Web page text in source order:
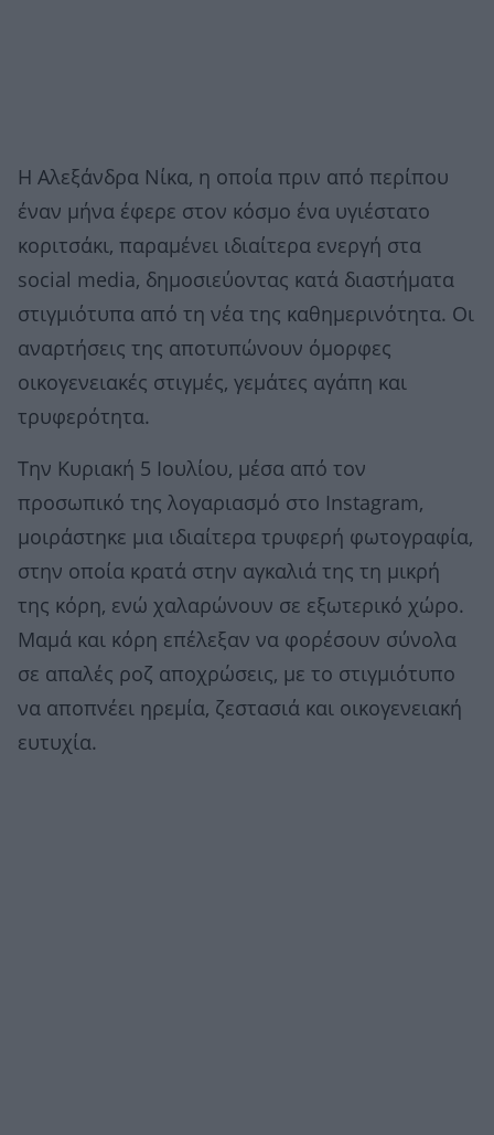
Η Αλεξάνδρα Νίκα, η οποία πριν από περίπου
έναν μήνα έφερε στον κόσμο ένα υγιέστατο
κοριτσάκι, παραμένει ιδιαίτερα ενεργή στα
social media, δημοσιεύοντας κατά διαστήματα
στιγμιότυπα από τη νέα της καθημερινότητα. Οι
αναρτήσεις της αποτυπώνουν όμορφες
οικογενειακές στιγμές, γεμάτες αγάπη και
τρυφερότητα.
Την Κυριακή 5 Ιουλίου, μέσα από τον
προσωπικό της λογαριασμό στο Instagram,
μοιράστηκε μια ιδιαίτερα τρυφερή φωτογραφία,
στην οποία κρατά στην αγκαλιά της τη μικρή
της κόρη, ενώ χαλαρώνουν σε εξωτερικό χώρο.
Μαμά και κόρη επέλεξαν να φορέσουν σύνολα
σε απαλές ροζ αποχρώσεις, με το στιγμιότυπο
να αποπνέει ηρεμία, ζεστασιά και οικογενειακή
ευτυχία.